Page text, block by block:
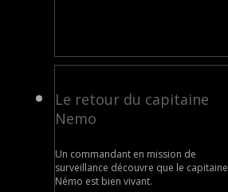
Le retour du capitaine
Nemo
Un commandant en mission de
surveillance découvre que le capitaine
Némo est bien vivant.